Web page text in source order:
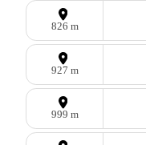
826 m
927 m
999 m